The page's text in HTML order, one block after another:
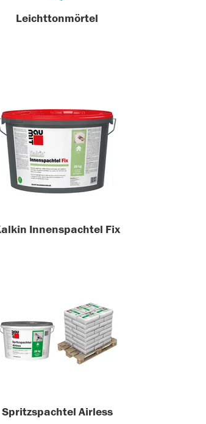
Leichttonmörtel
Innenspachtel Fix
Spritzspachtel Airless